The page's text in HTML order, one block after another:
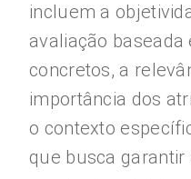
incluem a
avaliação
concretos, a
importância dos
o contexto
que busca garantir